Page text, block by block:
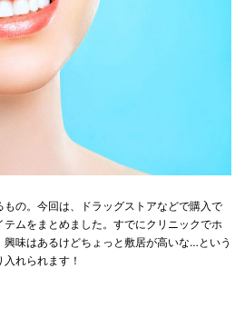
の。今回は、ドラッグストアなどで購入で
ムをまとめました。すでにクリニックでホ
味はあるけどちょっと敷居が高いな…という
れられます！